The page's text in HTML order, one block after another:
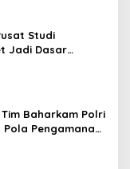
Studi
Jadi Dasar
Baharkam Polri
Pola Pengamanan